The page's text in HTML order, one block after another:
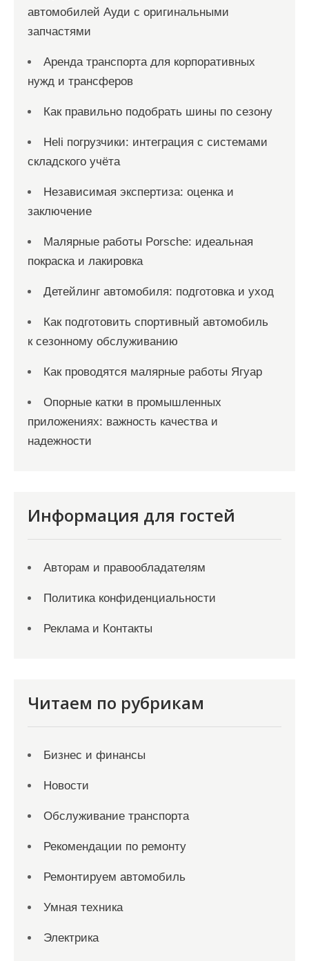
автомобилей Ауди с оригинальными
запчастями
Аренда транспорта для корпоративных
нужд и трансферов
Как правильно подобрать шины по сезону
Heli погрузчики: интеграция с системами
складского учёта
Независимая экспертиза: оценка и
заключение
Малярные работы Porsche: идеальная
покраска и лакировка
Детейлинг автомобиля: подготовка и уход
Как подготовить спортивный автомобиль
к сезонному обслуживанию
Как проводятся малярные работы Ягуар
Опорные катки в промышленных
приложениях: важность качества и
надежности
Информация для гостей
Авторам и правообладателям
Политика конфиденциальности
Реклама и Контакты
Читаем по рубрикам
Бизнес и финансы
Новости
Обслуживание транспорта
Рекомендации по ремонту
Ремонтируем автомобиль
Умная техника
Электрика